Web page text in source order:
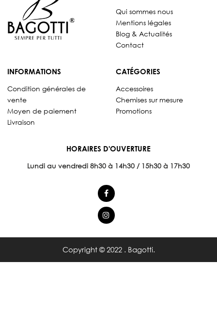
Qui sommes nous
Mentions légales
Blog & Actualités
Contact
INFORMATIONS
Condition générales de
vente
Moyen de paiement
Livraison
CATÉGORIES
Accessoires
Chemises sur mesure
Promotions
HORAIRES D'OUVERTURE
Lundi au vendredi 8h30 à 14h30 / 15h30 à 17h30
Copyright © 2022 . Bagotti.